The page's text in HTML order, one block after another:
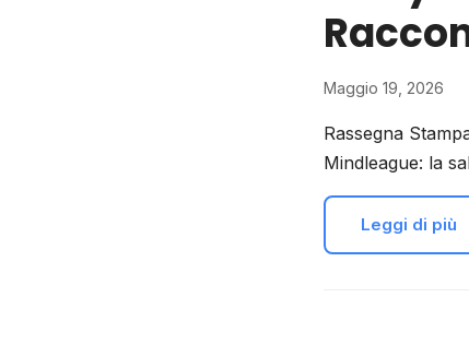
Maggio 19, 2026
Rassegna
Mindleague: la
Leggi di più